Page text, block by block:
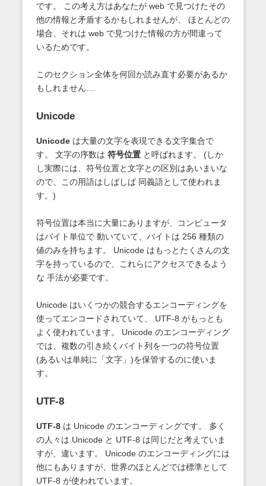
です。 この考え方はあなたが web で見つけたその
他の情報と矛盾するかもしれませんが、 ほとんどの
場合、それは web で見つけた情報の方が間違って
いるためです。
このセクション全体を何回か読み直す必要があるか
もしれません…
Unicode
Unicodeは大量の文字を表現できる文字集合で
す。 文字の序数は 符号位置と呼ばれます。 (しか
し実際には、符号位置と文字との区別はあいまいな
ので、この用語はしばしば 同義語として使われま
す。)
符号位置は本当に大量にありますが、コンピュータ
はバイト単位で 動いていて、バイトは 256 種類の
値のみを持ちます。 Unicode はもっとたくさんの文
字を持っているので、これらにアクセスできるよう
な 手法が必要です。
Unicode はいくつかの競合するエンコーディングを
使ってエンコードされていて、 UTF-8 がもっとも
よく使われています。 Unicode のエンコーディング
では、複数の引き続くバイト列を一つの符号位置
(あるいは単純に「文字」)を保管するのに使いま
す。
UTF-8
UTF-8は Unicode のエンコーディングです。 多く
の人々は Unicode と UTF-8 は同じだと考えていま
すが、違います。 Unicode のエンコーディングには
他にもありますが、世界のほとんどでは標準として
UTF-8 が使われています。